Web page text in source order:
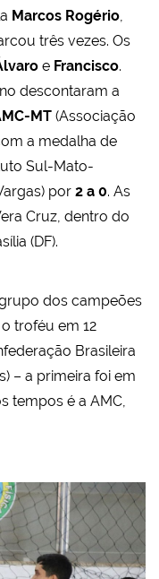
Marcos Rogério,
três vezes. Os
e Francisco.
descontaram a
MT (Associação
a medalha de
Sul-Mato-
por 2 a 0. As
Cruz, dentro do
(DF).
dos campeões
troféu em 12
Brasileira
– a primeira foi em
tempos é a AMC,